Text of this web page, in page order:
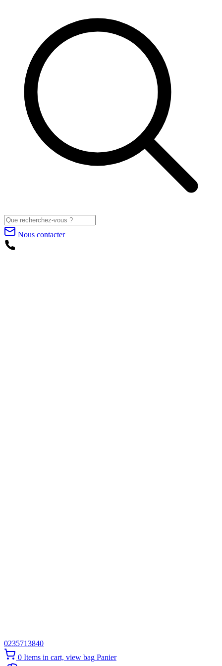
Nous contacter
0235713840
0 Items in cart, view bag Panier